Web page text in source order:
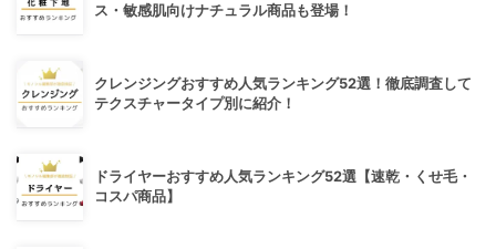
ス・敏感肌向けナチュラル商品も登場！
クレンジングおすすめ人気ランキング52選！徹底調査して
テクスチャータイプ別に紹介！
ドライヤーおすすめ人気ランキング52選【速乾・くせ毛・
コスパ商品】